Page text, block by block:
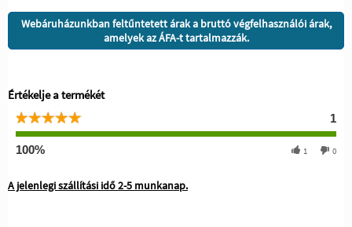
Webáruházunkban feltűntetett árak a bruttó végfelhasználói árak,
amelyek az ÁFA-t tartalmazzák.
Értékelje a termékét
1
100% 1 0
A jelenlegi szállítási idő 2-5 munkanap.